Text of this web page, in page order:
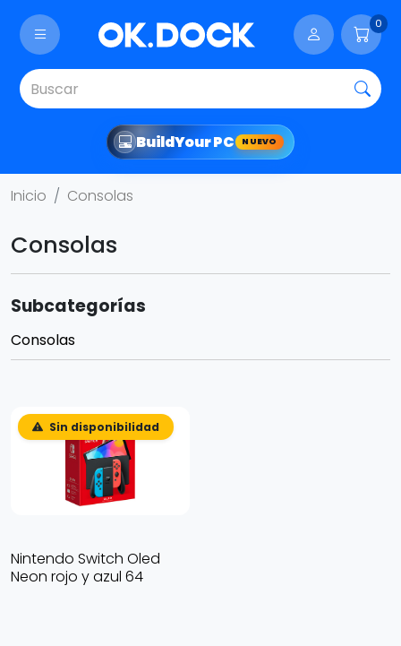
0
BuildYour PC NUEVO
Inicio Consolas
Consolas
Subcategorías
Consolas
Sin disponibilidad
Nintendo Switch Oled
Neon rojo y azul 64